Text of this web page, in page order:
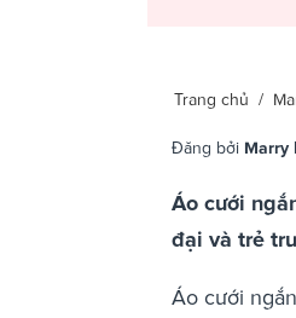
Trang chủ /
Đăng bởi Marry
Áo cưới
đại và trẻ
Áo cưới